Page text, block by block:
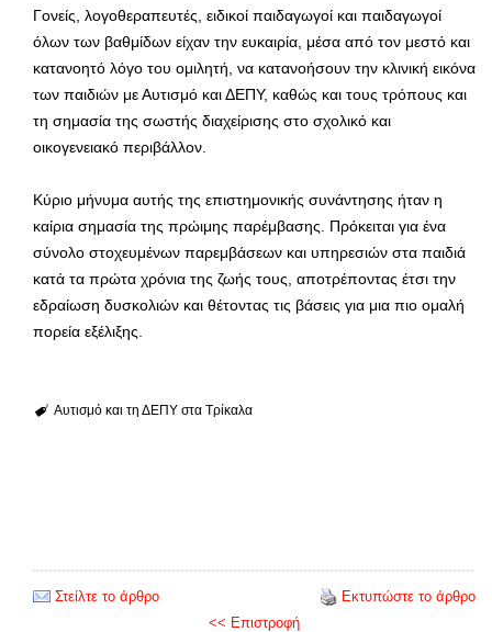
Γονείς, λογοθεραπευτές, ειδικοί παιδαγωγοί και παιδαγωγοί
όλων των βαθμίδων είχαν την ευκαιρία, μέσα από τον μεστό και
κατανοητό λόγο του ομιλητή, να κατανοήσουν την κλινική εικόνα
των παιδιών με Αυτισμό και ΔΕΠΥ, καθώς και τους τρόπους και
τη σημασία της σωστής διαχείρισης στο σχολικό και
οικογενειακό περιβάλλον.
Κύριο μήνυμα αυτής της επιστημονικής συνάντησης ήταν η
καίρια σημασία της πρώιμης παρέμβασης. Πρόκειται για ένα
σύνολο στοχευμένων παρεμβάσεων και υπηρεσιών στα παιδιά
κατά τα πρώτα χρόνια της ζωής τους, αποτρέποντας έτσι την
εδραίωση δυσκολιών και θέτοντας τις βάσεις για μια πιο ομαλή
πορεία εξέλιξης.
Αυτισμό και τη ΔΕΠΥ στα Τρίκαλα
Στείλτε το άρθρο
Εκτυπώστε το άρθρο
<< Επιστροφή